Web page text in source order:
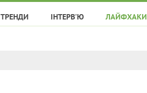
ТРЕНДИ ІНТЕРВ'Ю ЛАЙФХАКИ